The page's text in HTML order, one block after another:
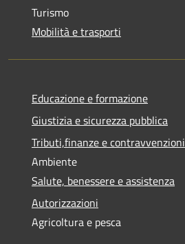
Turismo
Mobilità e trasporti
Educazione e formazione
Giustizia e sicurezza pubblica
Tributi,finanze e contravvenzioni
Ambiente
Salute, benessere e assistenza
Autorizzazioni
Agricoltura e pesca